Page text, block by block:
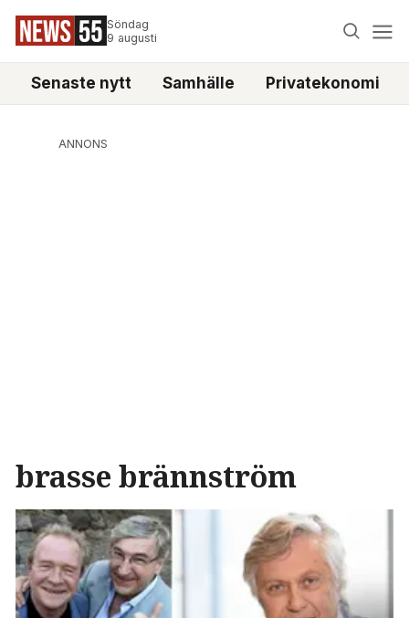
Söndag
9 augusti
Senaste nytt Samhälle Privatekonomi
ANNONS
brasse brännström